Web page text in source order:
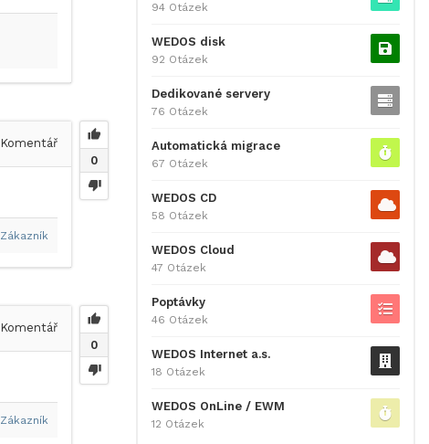
0
Komentář
Zákazník
0
Komentář
Zákazník
94 Otázek
WEDOS disk
92 Otázek
Dedikované servery
76 Otázek
Automatická migrace
67 Otázek
WEDOS CD
58 Otázek
WEDOS Cloud
47 Otázek
Poptávky
46 Otázek
WEDOS Internet a.s.
18 Otázek
WEDOS OnLine / EWM
12 Otázek